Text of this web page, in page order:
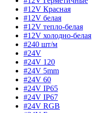
#12V Красная
#12V белая
#12V тепло-белая
#12V холодно-белая
#240 шт/м
#24V
#24V 120
#24V 5mm
#24V 60
#24V IP65
#24V IP67
#24V RGB